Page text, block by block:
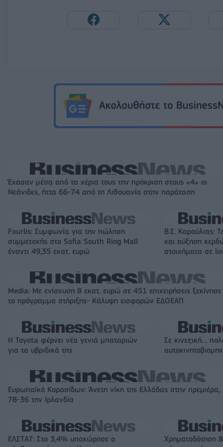
Έχασαν μέσα από τα χέρια τους την πρόκριση στους «4» οι
Νεάνιδες, ήττα 66-74 από τη Λιθουανία στην παράταση
Fourlis: Συμφωνία για την πώληση
συμμετοχής στο Sofia South Ring Mall
έναντι 49,35 εκατ. ευρώ
Β.Σ. Καρούλιας:
και αύξηση
στοιχήματα σε
Media: Με ενίσχυση 8 εκατ. ευρώ σε 451 επιχειρήσεις ξεκίνησε
το πρόγραμμα στήριξης- Κάλυψη εισφορών ΕΔΟΕΑΠ
Η Toyota φέρνει νέα γενιά μπαταριών
για τα υβριδικά της
Σε κινεζική…
Ευρωπαϊκό Κορασίδων: Άνετη νίκη της Ελλάδας στην πρεμιέρα,
78-36 την Ιρλανδία
ΕΛΣΤΑΤ: Στο 3,4% υποχώρησε ο
Χρηματοδότηση